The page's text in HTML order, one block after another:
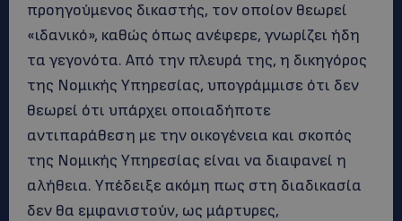
προηγούμενος δικαστής, τον οποίον θεωρεί
«ιδανικό», καθώς όπως ανέφερε, γνωρίζει ήδη
τα γεγονότα. Από την πλευρά της, η δικηγόρος
της Νομικής Υπηρεσίας, υπογράμμισε ότι δεν
θεωρεί ότι υπάρχει οποιαδήποτε
αντιπαράθεση με την οικογένεια και σκοπός
της Νομικής Υπηρεσίας είναι να διαφανεί η
αλήθεια. Υπέδειξε ακόμη πως στη διαδικασία
δεν θα εμφανιστούν, ως μάρτυρες,